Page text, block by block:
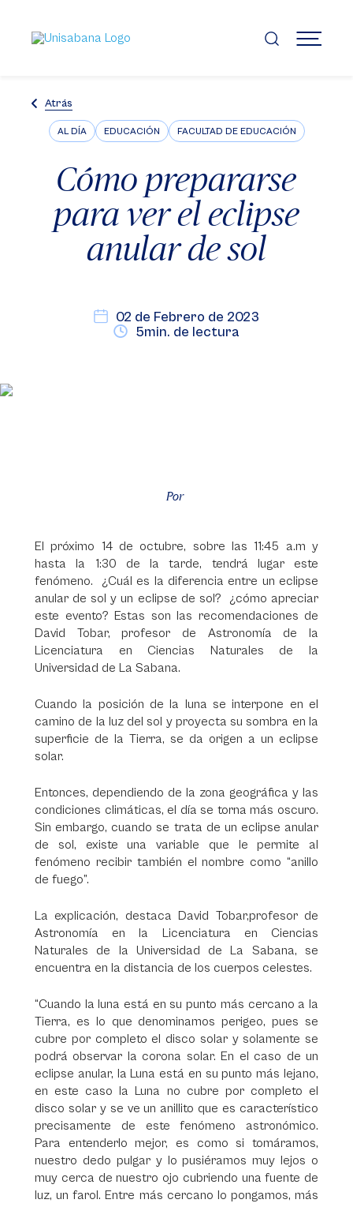
contenido
principal
MENÚ
Atrás
AL DÍA EDUCACIÓN FACULTAD DE EDUCACIÓN
Cómo prepararse
para ver el eclipse
anular de sol
02 de Febrero de 2023
5min. de lectura
Por
El próximo 14 de octubre, sobre las 11:45 a.m y
hasta la 1:30 de la tarde, tendrá lugar este
fenómeno. ¿Cuál es la diferencia entre un eclipse
anular de sol y un eclipse de sol? ¿cómo apreciar
este evento? Estas son las recomendaciones de
David Tobar, profesor de Astronomía de la
Licenciatura en Ciencias Naturales de la
Universidad de La Sabana.
Cuando la posición de la luna se interpone en el
camino de la luz del sol y proyecta su sombra en la
superficie de la Tierra, se da origen a un eclipse
solar.
Entonces, dependiendo de la zona geográfica y las
condiciones climáticas, el día se torna más oscuro.
Sin embargo, cuando se trata de un eclipse anular
de sol, existe una variable que le permite al
fenómeno recibir también el nombre como “anillo
de fuego”.
La explicación, destaca David Tobar,profesor de
Astronomía en la Licenciatura en Ciencias
Naturales de la Universidad de La Sabana, se
encuentra en la distancia de los cuerpos celestes.
“Cuando la luna está en su punto más cercano a la
Tierra, es lo que denominamos perigeo, pues se
cubre por completo el disco solar y solamente se
podrá observar la corona solar. En el caso de un
eclipse anular, la Luna está en su punto más lejano,
en este caso la Luna no cubre por completo el
disco solar y se ve un anillito que es característico
precisamente de este fenómeno astronómico.
Para entenderlo mejor, es como si tomáramos,
nuestro dedo pulgar y lo pusiéramos muy lejos o
muy cerca de nuestro ojo cubriendo una fuente de
luz, un farol. Entre más cercano lo pongamos, más